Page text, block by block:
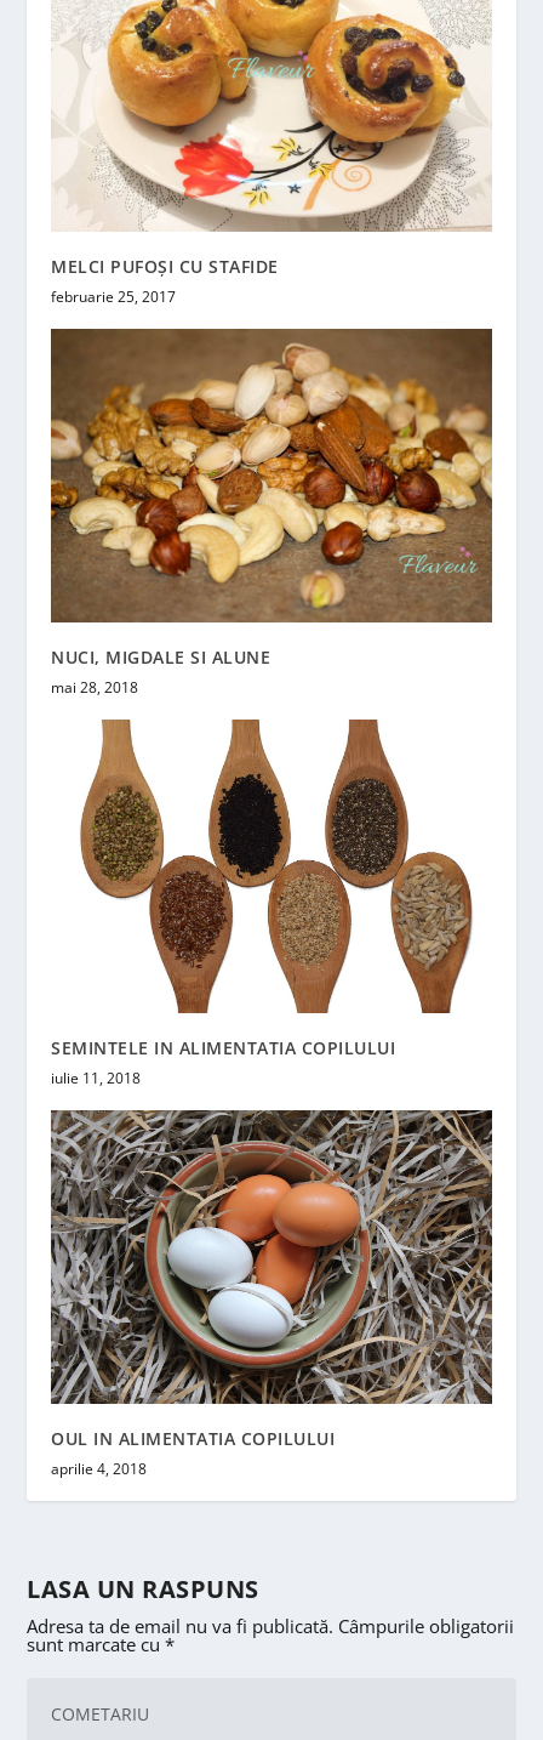
MELCI PUFOȘI CU STAFIDE
februarie 25, 2017
NUCI, MIGDALE SI ALUNE
mai 28, 2018
SEMINTELE IN ALIMENTATIA COPILULUI
iulie 11, 2018
OUL IN ALIMENTATIA COPILULUI
aprilie 4, 2018
LASA UN RASPUNS
Adresa ta de email nu va fi publicată. Câmpurile obligatorii
sunt marcate cu*